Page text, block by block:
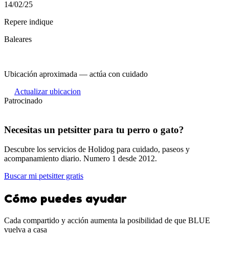
14/02/25
Repere indique
Baleares
Ubicación aproximada — actúa con cuidado
Actualizar ubicacion
Patrocinado
Necesitas un petsitter para tu perro o gato?
Descubre los servicios de Holidog para cuidado, paseos y
acompanamiento diario. Numero 1 desde 2012.
Buscar mi petsitter gratis
Cómo puedes ayudar
Cada compartido y acción aumenta la posibilidad de que BLUE
vuelva a casa